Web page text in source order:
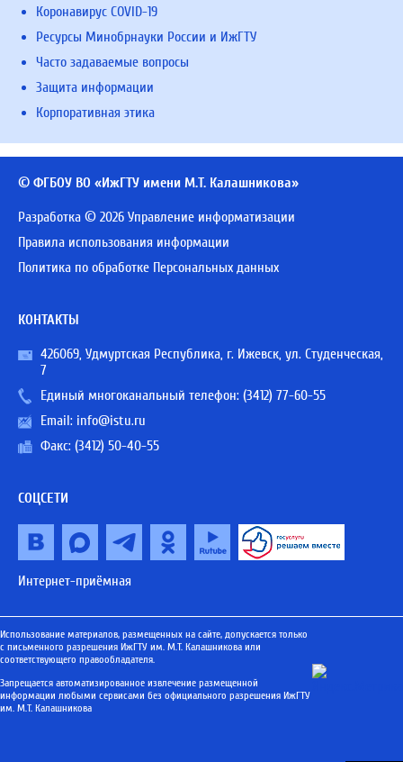
Коронавирус COVID-19
Ресурсы Минобрнауки России и ИжГТУ
Часто задаваемые вопросы
Защита информации
Корпоративная этика
© ФГБОУ ВО «ИжГТУ имени М.Т. Калашникова»
Разработка © 2026 Управление информатизации
Правила использования информации
Политика по обработке Персональных данных
КОНТАКТЫ
426069, Удмуртская Республика, г. Ижевск, ул. Студенческая,
7
Единый многоканальный телефон: (3412) 77-60-55
Email: info@istu.ru
Факс: (3412) 50-40-55
СОЦСЕТИ
Интернет-приёмная
Использование материалов, размещенных на сайте, допускается только
с письменного разрешения ИжГТУ им. М.Т. Калашникова или
соответствующего правообладателя.
Запрещается автоматизированное извлечение размещенной
информации любыми сервисами без официального разрешения ИжГТУ
им. М.Т. Калашникова